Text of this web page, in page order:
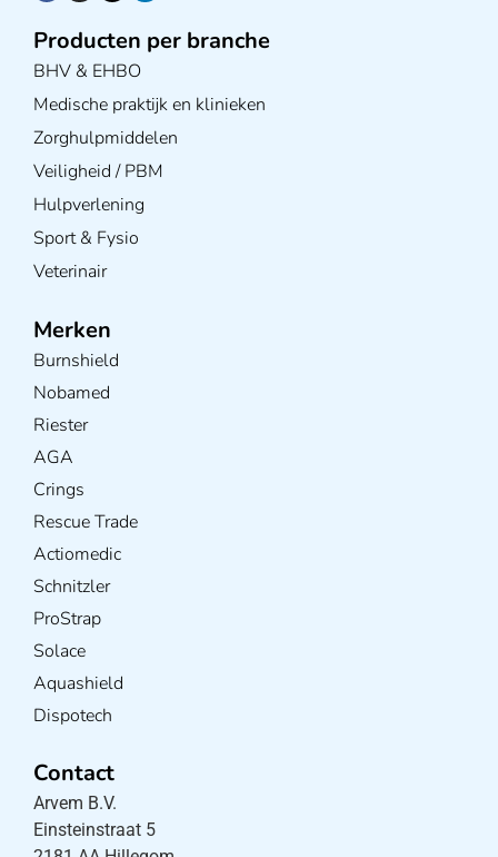
Producten per branche
BHV & EHBO
Medische praktijk en klinieken
Zorghulpmiddelen
Veiligheid / PBM
Hulpverlening
Sport & Fysio
Veterinair
Merken
Burnshield
Nobamed
Riester
AGA
Crings
Rescue Trade
Actiomedic
Schnitzler
ProStrap
Solace
Aquashield
Dispotech
Contact
Arvem B.V.
Einsteinstraat 5